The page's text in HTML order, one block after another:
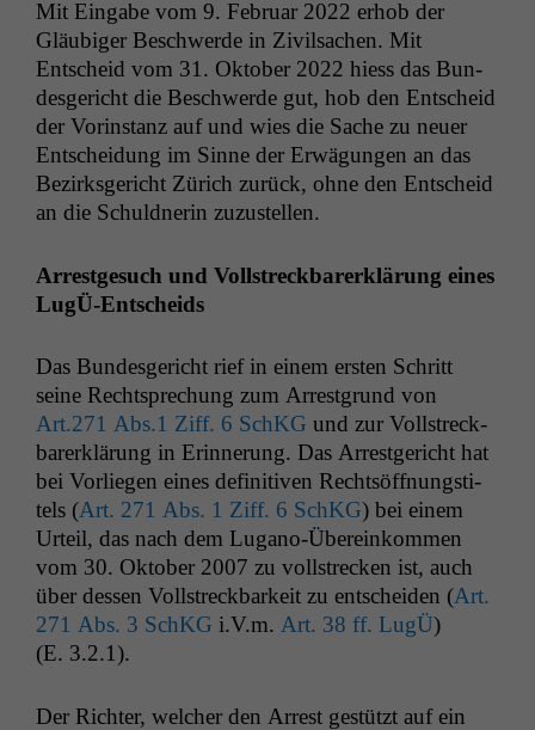
Mit Eingabe vom 9. Feb­ru­ar 2022 erhob der
Gläu­biger Beschw­erde in Zivil­sachen. Mit
Entscheid vom 31. Okto­ber 2022 hiess das Bun­
des­gericht die Beschw­erde gut, hob den Entscheid
der Vorin­stanz auf und wies die Sache zu neuer
Entschei­dung im Sinne der Erwä­gun­gen an das
Bezirks­gericht Zürich zurück, ohne den Entscheid
an die Schuld­ner­in zuzustellen.
Arrest­ge­such und Voll­streck­bar­erk­lärung eines
LugÜ-Entscheids
Das Bun­des­gericht rief in einem ersten Schritt
seine Recht­sprechung zum Arrest­grund von
Art.271 Abs.1 Ziff. 6 SchKG und zur Voll­streck­
bar­erk­lärung in Erin­nerung. Das Arrest­gericht hat
bei Vor­liegen eines defin­i­tiv­en Recht­söff­nungsti­
tels (Art. 271 Abs. 1 Ziff. 6 SchKG) bei einem
Urteil, das nach dem Lugano-Übereinkom­men
vom 30. Okto­ber 2007 zu voll­streck­en ist, auch
über dessen Voll­streck­barkeit zu entschei­den (Art.
271 Abs. 3 SchKG i.V.m. Art. 38 ff. LugÜ)
(E. 3.2.1).
Der Richter, welch­er den Arrest gestützt auf ein